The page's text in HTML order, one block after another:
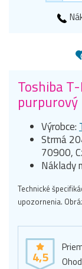
Toshiba
purpurový
Výrobce:
Strmá
70900,
Náklady
Technické
upozornenia.
4,5